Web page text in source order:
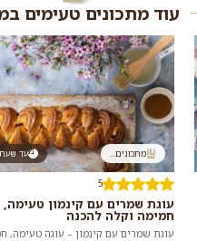
עוד מתכונים טעימים
עד מתכונים...
5
עוגת שמרים עם קינמון טעימה,
חמימה וקלה להכנה
עוגת שמרים עם קינמון – עוגה טעימה,